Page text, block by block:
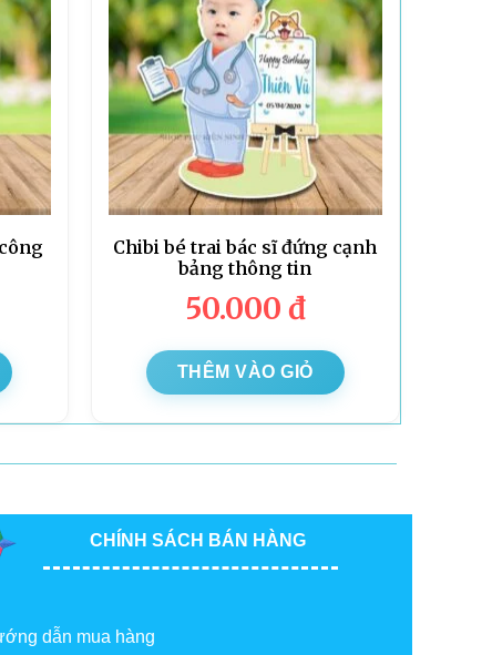
Chibi bé trai bác sĩ đứng cạnh
bảng thông tin
50.000 đ
THÊM VÀO GIỎ
CHÍNH SÁCH BÁN HÀNG
dẫn mua hàng